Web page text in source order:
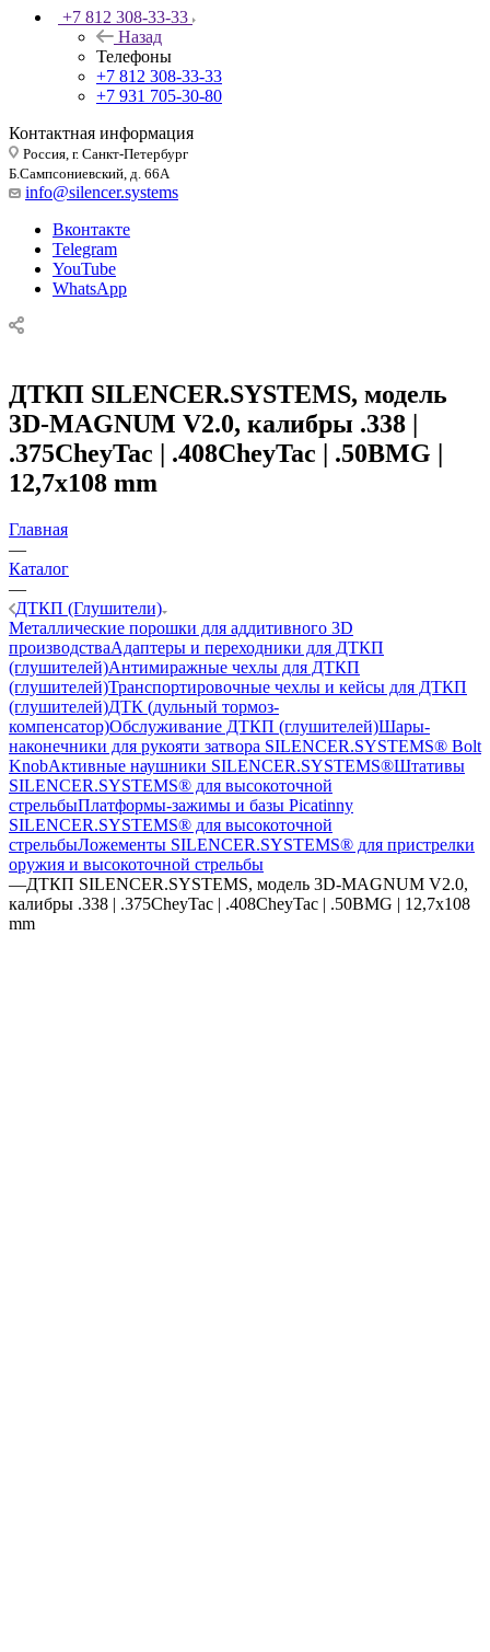
+7 812 308-33-33
Назад
Телефоны
+7 812 308-33-33
+7 931 705-30-80
Контактная информация
Россия, г. Санкт-Петербург
Б.Сампсониевский, д. 66А
info@silencer.systems
Вконтакте
Telegram
YouTube
WhatsApp
ДТКП SILENCER.SYSTEMS, модель
3D-MAGNUM V2.0, калибры .338 |
.375CheyTac | .408CheyTac | .50BMG |
12,7x108 mm
Главная
—
Каталог
—
ДТКП (Глушители)
Металлические порошки для аддитивного 3D
производстваАдаптеры и переходники для ДТКП
(глушителей)Антимиражные чехлы для ДТКП
(глушителей)Транспортировочные чехлы и кейсы для ДТКП
(глушителей)ДТК (дульный тормоз-
компенсатор)Обслуживание ДТКП (глушителей)Шары-
наконечники для рукояти затвора SILENCER.SYSTEMS® Bolt
KnobАктивные наушники SILENCER.SYSTEMS®Штативы
SILENCER.SYSTEMS® для высокоточной
стрельбыПлатформы-зажимы и базы Picatinny
SILENCER.SYSTEMS® для высокоточной
стрельбыЛожементы SILENCER.SYSTEMS® для пристрелки
оружия и высокоточной стрельбы
—ДТКП SILENCER.SYSTEMS, модель 3D-MAGNUM V2.0,
калибры .338 | .375CheyTac | .408CheyTac | .50BMG | 12,7x108
mm